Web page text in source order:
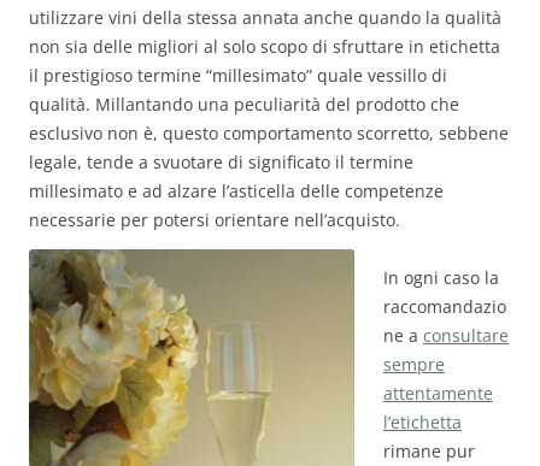
utilizzare vini della stessa annata anche quando la qualità
non sia delle migliori al solo scopo di sfruttare in etichetta
il prestigioso termine “millesimato” quale vessillo di
qualità. Millantando una peculiarità del prodotto che
esclusivo non è, questo comportamento scorretto, sebbene
legale, tende a svuotare di significato il termine
millesimato e ad alzare l’asticella delle competenze
necessarie per potersi orientare nell’acquisto.
In ogni caso la
raccomandazio
ne a consultare
sempre
attentamente
l’etichetta
rimane pur